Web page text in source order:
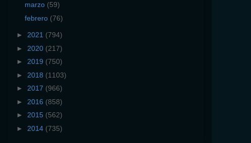
marzo (59)
febrero (76)
► 2021 (794)
► 2020 (217)
► 2019 (750)
► 2018 (1103)
► 2017 (966)
► 2016 (858)
► 2015 (562)
► 2014 (735)